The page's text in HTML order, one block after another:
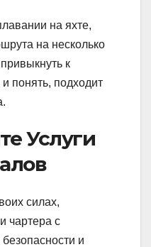
на яхте,
на несколько
к
понять, подходит
Услуги
силах,
чартера с
и